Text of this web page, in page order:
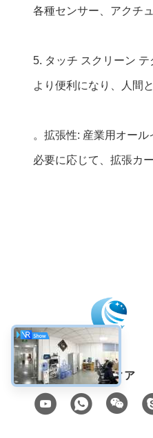
各種センサー、アクチ
5. タッチ スクリーン
より便利になり、人間
。拡張性: 産業用オー
必要に応じて、拡張カ
ソーシャル メディア